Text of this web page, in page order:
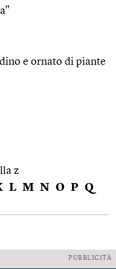
e ornato di piante
z
L M N O P Q
PUBBLICITÀ